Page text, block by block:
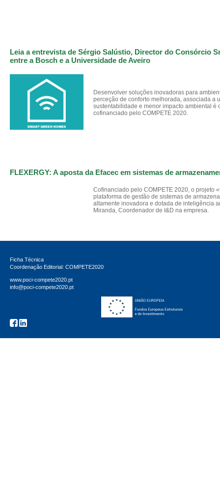
Leia a entrevista de Sérgio Salústio, Director do Consórcio
entre a Bosch e a Universidade de Aveiro
Desenvolver soluções inovadoras para
perceção de conforto melhorada, associada a
sustentabilidade e menor impacto ambiental é
cofinanciado pelo COMPETE 2020.
FLEXERGY: A aposta da Efacec em sistemas de
Cofinanciado pelo COMPETE 2020, o projeto
plataforma de gestão de sistemas de
altamente inovadora e dotada de inteligência
Miranda, Coordenador de I&D na empresa.
Ficha Técnica
Coordenação Editorial: COMPETE2020
www.poci-compete2020.pt
info@poci-compete2020.pt